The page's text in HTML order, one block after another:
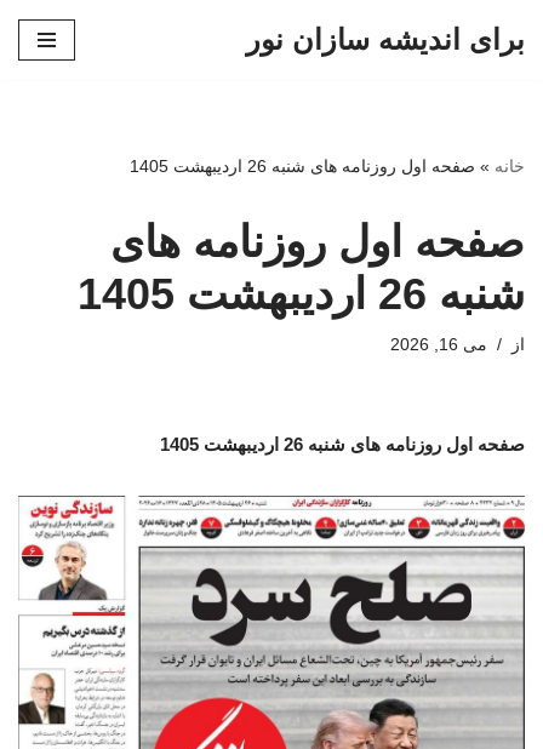
برای اندیشه سازان نور
خانه » صفحه اول روزنامه های شنبه 26 اردیبهشت 1405
صفحه اول روزنامه های
شنبه 26 اردیبهشت 1405
از می 16, 2026
صفحه اول روزنامه های شنبه 26 اردیبهشت 1405